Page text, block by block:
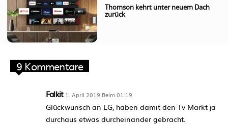
Thomson kehrt unter neuem Dach
zurück
9 Kommentare
Falkit 1. April 2019 Beim 01:19
Glückwunsch an LG, haben damit den Tv Markt ja
durchaus etwas durcheinander gebracht.